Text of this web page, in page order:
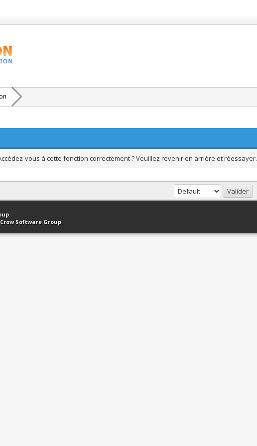
vous à cette fonction correctement ? Veuillez revenir en arrière et réessayer.
en haut Version bas-débit (Archivé) Syndication RSS
.
Software Group.